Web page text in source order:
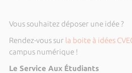
Vous souhaitez déposer une idée ?
Rendez-vous sur la boite à idées
campus numérique !
Le Service Aux Étudiants